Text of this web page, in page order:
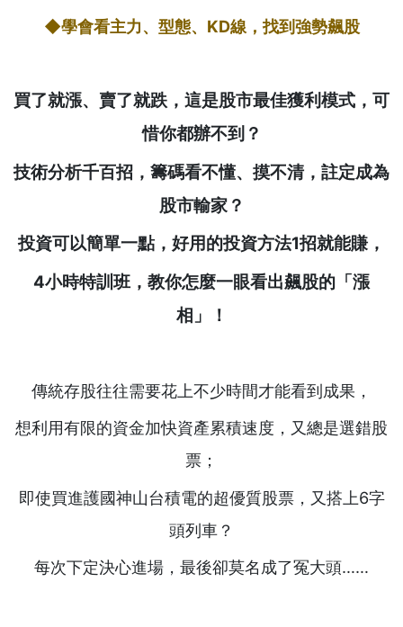
◆學會看主力、型態、KD線，找到強勢飆股
買了就漲、賣了就跌，這是股市最佳獲利模式，可
惜你都辦不到？
技術分析千百招，籌碼看不懂、摸不清，註定成為
股市輸家？
投資可以簡單一點，好用的投資方法1招就能賺，
4小時特訓班，教你怎麼一眼看出飆股的「漲
相」！
傳統存股往往需要花上不少時間才能看到成果，
想利用有限的資金加快資產累積速度，又總是選錯股
票；
即使買進護國神山台積電的超優質股票，又搭上6字
頭列車？
每次下定決心進場，最後卻莫名成了冤大頭……